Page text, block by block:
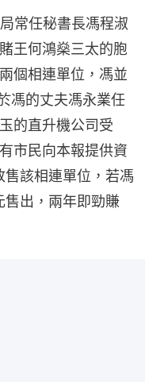
常任秘書長馮程淑
王何鴻燊三太的胞
個相連單位，馮並
馮的丈夫馮永業任
的直升機公司受
市民向本報提供資
該相連單位，若馮
出，兩年即勁賺